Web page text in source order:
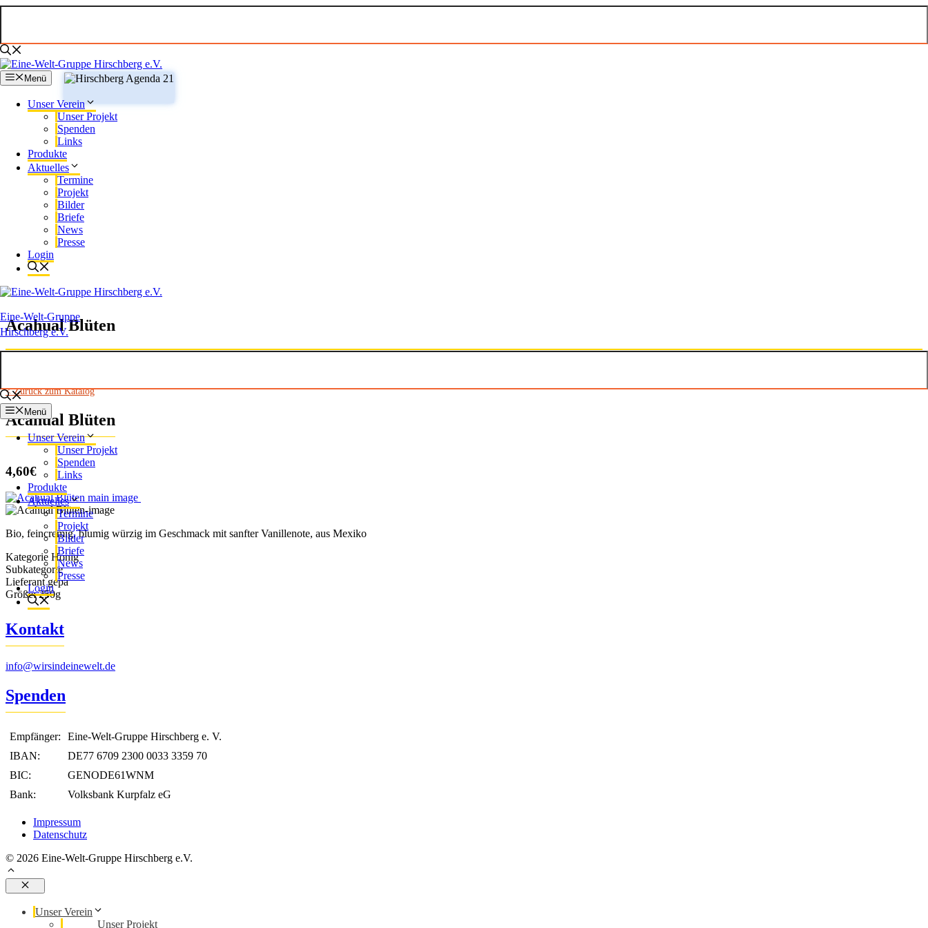
Zum
Menü
Unser Verein
Unser Projekt
Spenden
Links
Produkte
Aktuelles
Termine
Projekt
Bilder
Briefe
News
Presse
Login
Eine-Welt-Gruppe
Hirschberg e.V.
Menü
Unser Verein
Unser Projekt
Spenden
Links
Produkte
Aktuelles
Termine
Projekt
Bilder
Briefe
News
Presse
Login
Acahual Blüten
< Zurück zum Katalog
Acahual Blüten
4,60€
Bio, feincremig, blumig würzig im Geschmack mit sanfter Vanillenote, aus Mexiko
Kategorie Honig
Subkategorie
Lieferantgepa
Größe:250g
Kontakt
info@wirsindeinewelt.de
Spenden
Empfänger:
Eine-Welt-Gruppe Hirschberg e. V.
IBAN:
DE77 6709 2300 0033 3359 70
BIC:
GENODE61WNM
Bank:
Volksbank Kurpfalz eG
Impressum
Datenschutz
© 2026 Eine-Welt-Gruppe Hirschberg e.V.
Schließen
Unser Verein
Unser Projekt